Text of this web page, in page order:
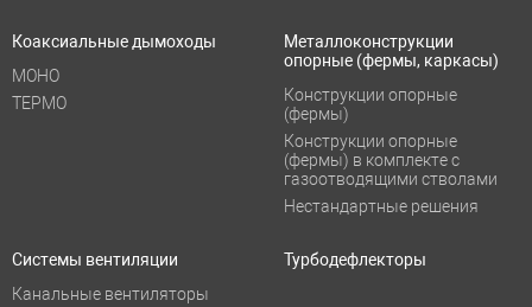
Коаксиальные дымоходы
МОНО
ТЕРМО
Металлоконструкции
опорные (фермы, каркасы)
Конструкции опорные
(фермы)
Конструкции опорные
(фермы) в комплекте с
газоотводящими стволами
Нестандартные решения
Системы вентиляции
Канальные вентиляторы
Турбодефлекторы